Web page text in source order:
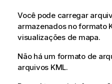
Você pode carregar
armazenados no formato
visualizaçõesde mapa.
Não há um formato de
arquivos KML.